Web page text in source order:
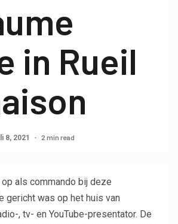
in Rueil
8, 2021 2 min read
als commando bij deze
gericht was op het huis van
, tv- en YouTube-presentator. De